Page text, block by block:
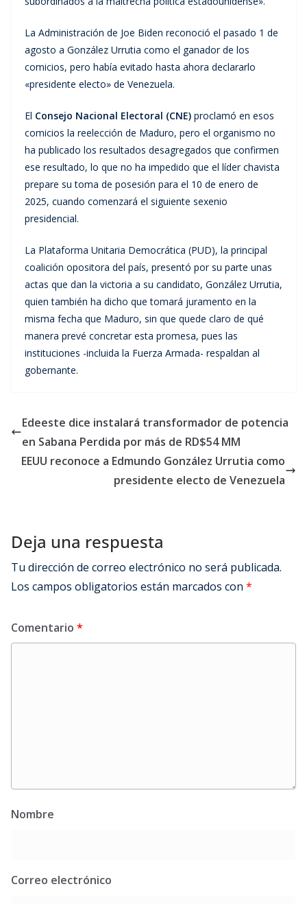
La Administración de Joe Biden reconoció el pasado 1 de
agosto a González Urrutia como el ganador de los
comicios, pero había evitado hasta ahora declararlo
«presidente electo» de Venezuela.
El Consejo Nacional Electoral (CNE) proclamó en esos
comicios la reelección de Maduro, pero el organismo no
ha publicado los resultados desagregados que confirmen
ese resultado, lo que no ha impedido que el líder chavista
prepare su toma de posesión para el 10 de enero de
2025, cuando comenzará el siguiente sexenio
presidencial.
La Plataforma Unitaria Democrática (PUD), la principal
coalición opositora del país, presentó por su parte unas
actas que dan la victoria a su candidato, González Urrutia,
quien también ha dicho que tomará juramento en la
misma fecha que Maduro, sin que quede claro de qué
manera prevé concretar esta promesa, pues las
instituciones -incluida la Fuerza Armada- respaldan al
gobernante.
Edeeste dice instalará transformador de potencia
en Sabana Perdida por más de RD$54 MM
EEUU reconoce a Edmundo González Urrutia como
presidente electo de Venezuela
Deja una respuesta
Tu dirección de correo electrónico no será publicada.
Los campos obligatorios están marcados con *
Comentario *
Nombre
Correo electrónico